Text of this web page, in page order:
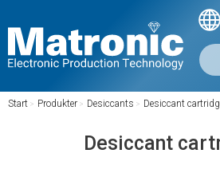
Start / Produkter / Desiccants / Desiccant
Desiccant